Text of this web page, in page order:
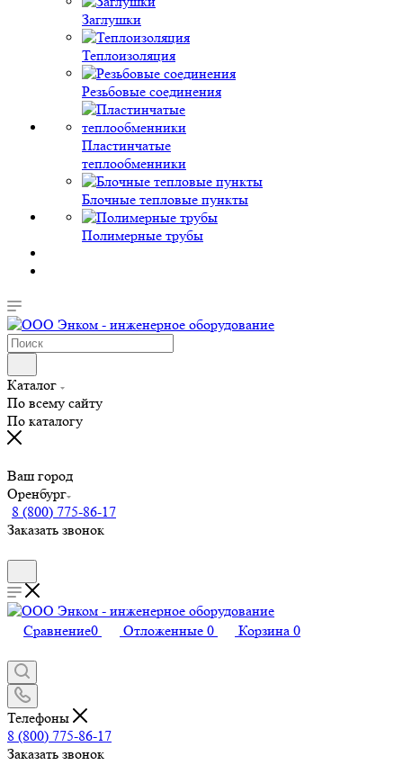
Заглушки
Теплоизоляция
Резьбовые соединения
Пластинчатые
теплообменники
Блочные тепловые пункты
Полимерные трубы
Каталог
По всему сайту
По каталогу
Ваш город
Оренбург
8 (800) 775-86-17
Заказать звонок
Сравнение0 Отложенные 0 Корзина 0
Телефоны
8 (800) 775-86-17
Заказать звонок